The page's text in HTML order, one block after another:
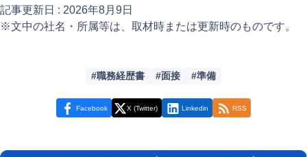
記事更新日 : 2026年8月9日
※文中の社名・所属等は、取材時または更新時のものです。
職務経歴書 面接 準備
Facebook X (Twitter) Linkedin RSS